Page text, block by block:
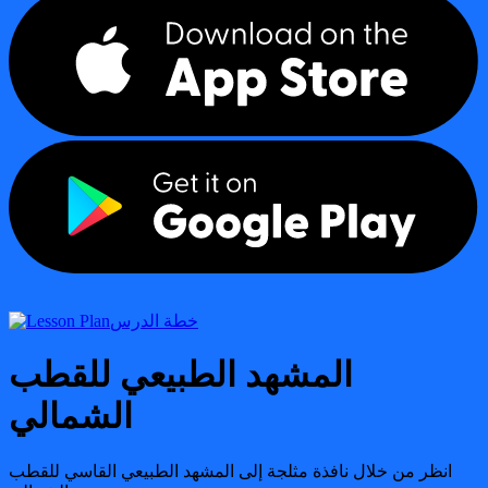
خطة الدرس
المشهد الطبيعي للقطب
الشمالي
انظر من خلال نافذة مثلجة إلى المشهد الطبيعي القاسي للقطب